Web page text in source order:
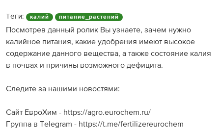
Теги: калий питание_растений
Посмотрев данный ролик Вы узнаете, зачем нужно
калийное питания, какие удобрения имеют высокое
содержание данного вещества, а также состояние калия
в почвах и причины возможного дефицита.
Следите за нашими новостями:
Сайт ЕвроХим - https://agro.eurochem.ru/
Группа в Telegram - https://t.me/fertilizereurochem